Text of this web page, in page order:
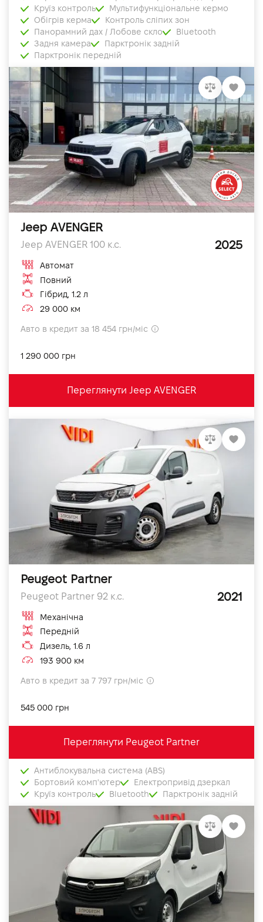
Круїз контроль
Мультифункціональне кермо
Обігрів керма
Контроль сліпих зон
Панорамний дах / Лобове скло
Bluetooth
Задня камера
Парктронік задній
Парктронік передній
Jeep AVENGER
Jeep AVENGER 100 к.с. 2025
Автомат
Повний
Гібрид, 1.2 л
29 000 км
Авто в кредит за 18 454 грн/міс
1 290 000 грн
Переглянути Jeep AVENGER
Peugeot Partner
Peugeot Partner 92 к.с. 2021
Механічна
Передній
Дизель, 1.6 л
193 900 км
Авто в кредит за 7 797 грн/міс
545 000 грн
Переглянути Peugeot Partner
Антиблокувальна система (ABS)
Бортовий комп'ютер
Електропривід дзеркал
Круїз контроль
Bluetooth Парктронік задній